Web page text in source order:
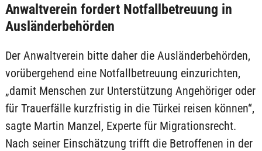
Anwaltverein fordert Notfallbetreuung in
Ausländerbehörden
Der Anwaltverein bitte daher die Ausländerbehörden,
vorübergehend eine Notfallbetreuung einzurichten,
„damit Menschen zur Unterstützung Angehöriger oder
für Trauerfälle kurzfristig in die Türkei reisen können“,
sagte Martin Manzel, Experte für Migrationsrecht.
Nach seiner Einschätzung trifft die Betroffenen in der